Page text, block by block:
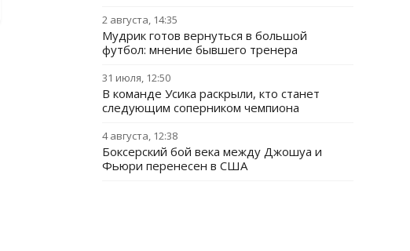
2 августа, 14:35
Мудрик готов вернуться в большой
футбол: мнение бывшего тренера
31 июля, 12:50
В команде Усика раскрыли, кто станет
следующим соперником чемпиона
4 августа, 12:38
Боксерский бой века между Джошуа и
Фьюри перенесен в США